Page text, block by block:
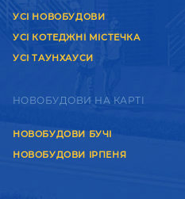
УСІ НОВОБУДОВИ
УСІ КОТЕДЖНІ МІСТЕЧКА
УСІ ТАУНХАУСИ
НОВОБУДОВИ НА КАРТІ
НОВОБУДОВИ БУЧІ
НОВОБУДОВИ ІРПЕНЯ